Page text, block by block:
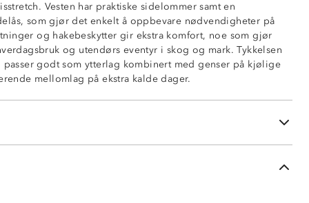
Vesten har praktiske sidelommer samt en
som gjør det enkelt å oppbevare nødvendigheter på
og hakebeskytter gir ekstra komfort, noe som gjør
og utendørs eventyr i skog og mark. Tykkelsen
passer godt som ytterlag kombinert med genser på kjølige
mellomlag på ekstra kalde dager.
glidelås
og skuldre